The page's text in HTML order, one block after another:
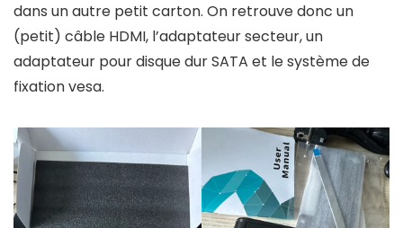
dans un autre petit carton. On retrouve donc un
(petit) câble HDMI, l’adaptateur secteur, un
adaptateur pour disque dur SATA et le système de
fixation vesa.